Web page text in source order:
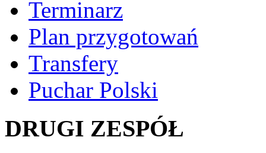
Terminarz
Plan przygotowań
Transfery
Puchar Polski
DRUGI ZESPÓŁ